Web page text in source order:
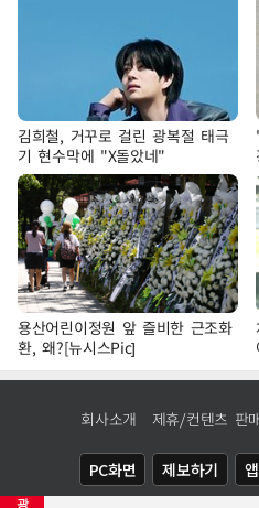
광
김희철, 거꾸로 걸린 광복절 태극
기 현수막에 "X돌았네"
용산어린이정원 앞 즐비한 근조화
환, 왜?[뉴시스Pic]
회사소개 제휴/컨텐츠 판
PC화면 제보하기